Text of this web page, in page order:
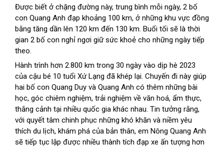
Được biết ở chặng đường này, trung bình mỗi ngày, 2 bố
con Quang Anh đạp khoảng 100 km, ở những khu vực đồng
bằng tăng dần lên 120 km đến 130 km. Buổi tối sẽ là thời
gian 2 bố con nghỉ ngơi giữ sức khoẻ cho những ngày tiếp
theo.
Hành trình hơn 2.800 km trong 30 ngày vào dịp hè 2023
của cậu bé 10 tuổi Xứ Lạng đã khép lại. Chuyến đi này giúp
hai bố con Quang Duy và Quang Anh có thêm những bài
học, góc chiêm nghiệm, trải nghiệm về văn hoá, ẩm thực,
thắng cảnh tại nhiều quốc gia khác nhau. Tin tưởng rằng,
với quyết tâm chinh phục những khó khăn và niềm yêu
thích du lịch, khám phá của bản thân, em Nông Quang Anh
sẽ tiếp tục lập được nhiều thành tích đạp xe ấn tượng hơn